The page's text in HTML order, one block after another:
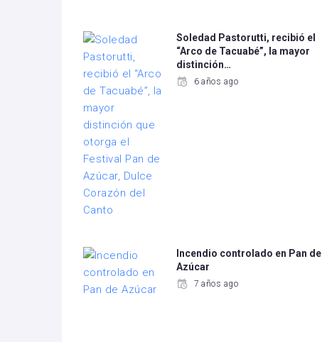
Soledad Pastorutti, recibió el
“Arco de Tacuabé”, la mayor
distinción…
6 años ago
Incendio controlado en Pan de
Azúcar
7 años ago